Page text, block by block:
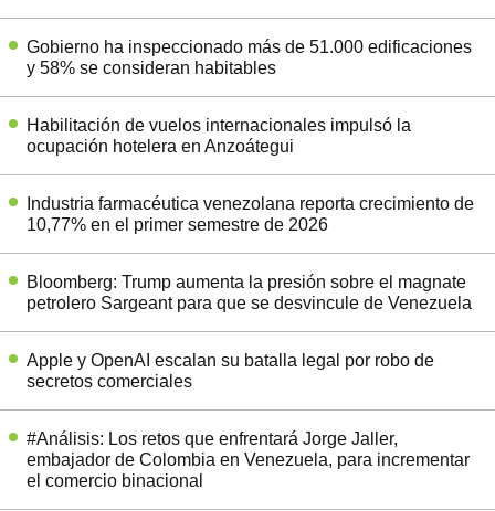
Gobierno ha inspeccionado más de 51.000 edificaciones
y 58% se consideran habitables
Habilitación de vuelos internacionales impulsó la
ocupación hotelera en Anzoátegui
Industria farmacéutica venezolana reporta crecimiento de
10,77% en el primer semestre de 2026
Bloomberg: Trump aumenta la presión sobre el magnate
petrolero Sargeant para que se desvincule de Venezuela
Apple y OpenAI escalan su batalla legal por robo de
secretos comerciales
#Análisis: Los retos que enfrentará Jorge Jaller,
embajador de Colombia en Venezuela, para incrementar
el comercio binacional